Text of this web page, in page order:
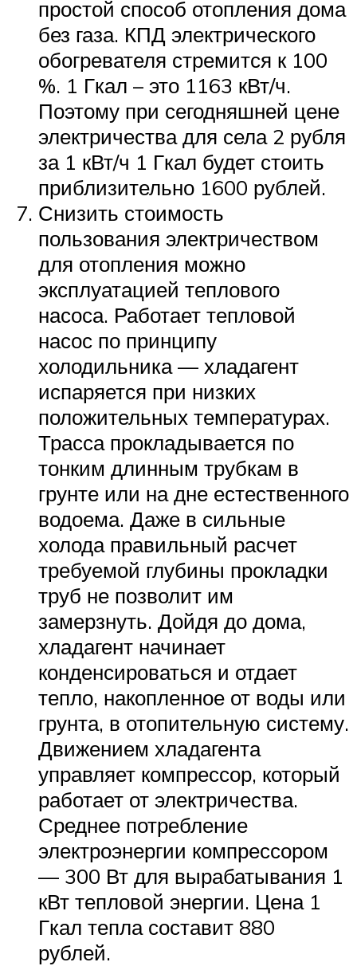
простой способ отопления дома
без газа. КПД электрического
обогревателя стремится к 100
%. 1 Гкал – это 1163 кВт/ч.
Поэтому при сегодняшней цене
электричества для села 2 рубля
за 1 кВт/ч 1 Гкал будет стоить
приблизительно 1600 рублей.
Снизить стоимость
пользования электричеством
для отопления можно
эксплуатацией теплового
насоса. Работает тепловой
насос по принципу
холодильника — хладагент
испаряется при низких
положительных температурах.
Трасса прокладывается по
тонким длинным трубкам в
грунте или на дне естественного
водоема. Даже в сильные
холода правильный расчет
требуемой глубины прокладки
труб не позволит им
замерзнуть. Дойдя до дома,
хладагент начинает
конденсироваться и отдает
тепло, накопленное от воды или
грунта, в отопительную систему.
Движением хладагента
управляет компрессор, который
работает от электричества.
Среднее потребление
электроэнергии компрессором
— 300 Вт для вырабатывания 1
кВт тепловой энергии. Цена 1
Гкал тепла составит 880
рублей.